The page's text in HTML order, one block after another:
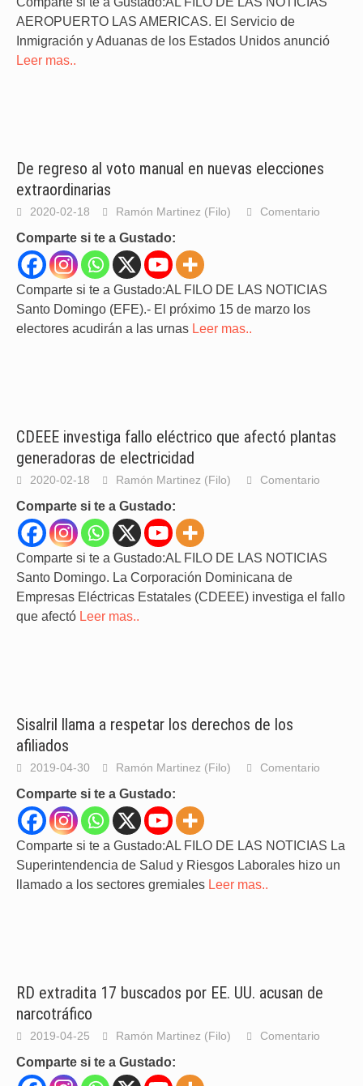
AEROPUERTO LAS AMERICAS. El Servicio de
Inmigración y Aduanas de los Estados Unidos anunció
Leer mas..
De regreso al voto manual en nuevas elecciones
extraordinarias
2020-02-18 Ramón Martinez (Filo) Comentario
Comparte si te a Gustado:
Comparte si te a Gustado:AL FILO DE LAS NOTICIAS
Santo Domingo (EFE).- El próximo 15 de marzo los
electores acudirán a las urnas Leer mas..
CDEEE investiga fallo eléctrico que afectó plantas
generadoras de electricidad
2020-02-18 Ramón Martinez (Filo) Comentario
Comparte si te a Gustado:
Comparte si te a Gustado:AL FILO DE LAS NOTICIAS
Santo Domingo. La Corporación Dominicana de
Empresas Eléctricas Estatales (CDEEE) investiga el fallo
que afectó Leer mas..
Sisalril llama a respetar los derechos de los
afiliados
2019-04-30 Ramón Martinez (Filo) Comentario
Comparte si te a Gustado:
Comparte si te a Gustado:AL FILO DE LAS NOTICIAS La
Superintendencia de Salud y Riesgos Laborales hizo un
llamado a los sectores gremiales Leer mas..
RD extradita 17 buscados por EE. UU. acusan de
narcotráfico
2019-04-25 Ramón Martinez (Filo) Comentario
Comparte si te a Gustado: